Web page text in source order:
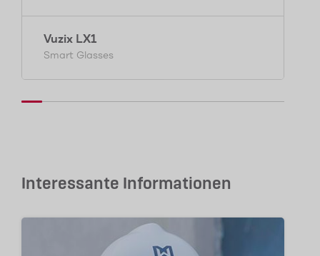
Vuzix LX1
Smart Glasses
Interessante Informationen